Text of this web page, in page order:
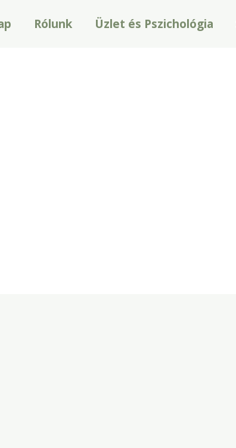
Rólunk Üzlet és Pszichológia